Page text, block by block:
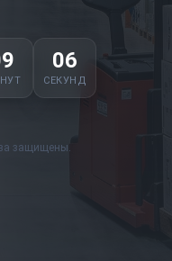
06
СЕКУНД
защищены.